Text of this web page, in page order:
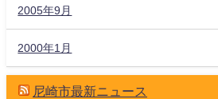
2005年9月
2000年1月
尼崎市最新ニュース